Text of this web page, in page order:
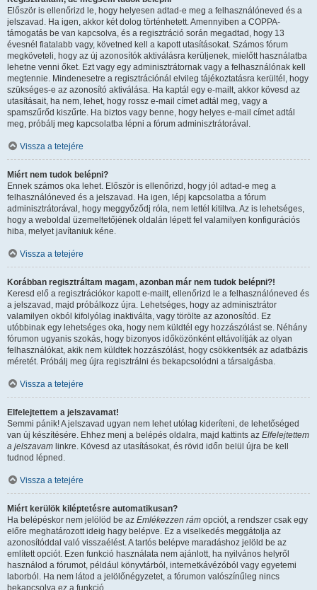
Először is ellenőrizd le, hogy helyesen adtad-e meg a felhasználóneved és a
jelszavad. Ha igen, akkor két dolog történhetett. Amennyiben a COPPA-
támogatás be van kapcsolva, és a regisztráció során megadtad, hogy 13
évesnél fiatalabb vagy, követned kell a kapott utasításokat. Számos fórum
megköveteli, hogy az új azonosítók aktiválásra kerüljenek, mielőtt használatba
lehetne venni őket. Ezt vagy egy adminisztrátornak vagy a felhasználónak kell
megtennie. Mindenesetre a regisztrációnál elvileg tájékoztatásra kerültél, hogy
szükséges-e az azonosító aktiválása. Ha kaptál egy e-mailt, akkor kövesd az
utasításait, ha nem, lehet, hogy rossz e-mail címet adtál meg, vagy a
spamszűrőd kiszűrte. Ha biztos vagy benne, hogy helyes e-mail címet adtál
meg, próbálj meg kapcsolatba lépni a fórum adminisztrátorával.
Vissza a tetejére
Miért nem tudok belépni?
Ennek számos oka lehet. Először is ellenőrizd, hogy jól adtad-e meg a
felhasználóneved és a jelszavad. Ha igen, lépj kapcsolatba a fórum
adminisztrátorával, hogy meggyőződj róla, nem lettél kitiltva. Az is lehetséges,
hogy a weboldal üzemeltetőjének oldalán lépett fel valamilyen konfigurációs
hiba, melyet javítaniuk kéne.
Vissza a tetejére
Korábban regisztráltam magam, azonban már nem tudok belépni?!
Keresd elő a regisztrációkor kapott e-mailt, ellenőrizd le a felhasználóneved és
a jelszavad, majd próbálkozz újra. Lehetséges, hogy az adminisztrátor
valamilyen okból kifolyólag inaktiválta, vagy törölte az azonosítód. Ez
utóbbinak egy lehetséges oka, hogy nem küldtél egy hozzászólást se. Néhány
fórumon ugyanis szokás, hogy bizonyos időközönként eltávolítják az olyan
felhasználókat, akik nem küldtek hozzászólást, hogy csökkentsék az adatbázis
méretét. Próbálj meg újra regisztrálni és bekapcsolódni a társalgásba.
Vissza a tetejére
Elfelejtettem a jelszavamat!
Semmi pánik! A jelszavad ugyan nem lehet utólag kideríteni, de lehetőséged
van új készítésére. Ehhez menj a belépés oldalra, majd kattints az Elfelejtettem
a jelszavam linkre. Kövesd az utasításokat, és rövid időn belül újra be kell
tudnod lépned.
Vissza a tetejére
Miért kerülök kiléptetésre automatikusan?
Ha belépéskor nem jelölöd be az Emlékezzen rám opciót, a rendszer csak egy
előre meghatározott ideig hagy belépve. Ez a viselkedés meggátolja az
azonosítóddal való visszaélést. A tartós belépve maradáshoz jelöld be az
említett opciót. Ezen funkció használata nem ajánlott, ha nyilvános helyről
használod a fórumot, például könyvtárból, internetkávézóból vagy egyetemi
laborból. Ha nem látod a jelölőnégyzetet, a fórumon valószínűleg nincs
bekapcsolva ez a funkció.